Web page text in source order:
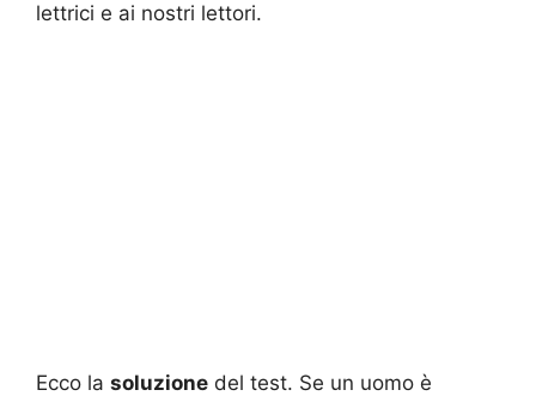
lettrici e ai nostri lettori.
Ecco la soluzione del test. Se un uomo è